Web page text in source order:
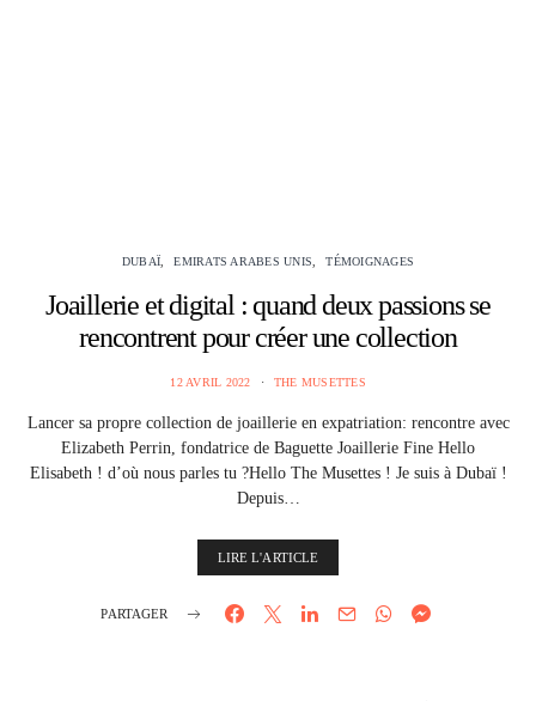
DUBAÏ EMIRATS ARABES UNIS TÉMOIGNAGES
Joaillerie et digital : quand deux passions se
rencontrent pour créer une collection
12 AVRIL 2022 THE MUSETTES
Lancer sa propre collection de joaillerie en expatriation: rencontre avec
Elizabeth Perrin, fondatrice de Baguette Joaillerie Fine Hello
Elisabeth ! d’où nous parles tu ?Hello The Musettes ! Je suis à Dubaï !
Depuis…
LIRE L'ARTICLE
PARTAGER